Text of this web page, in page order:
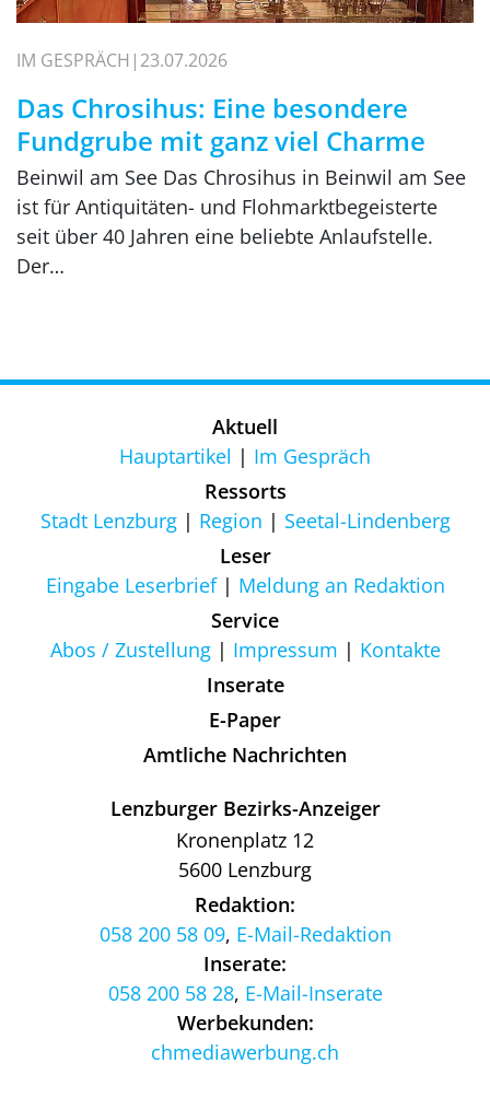
IM GESPRÄCH 23.07.2026
Das Chrosihus: Eine besondere
Fundgrube mit ganz viel Charme
Beinwil am See Das Chrosihus in Beinwil am See
ist für Antiquitäten- und Flohmarktbegeisterte
seit über 40 Jahren eine beliebte Anlaufstelle.
Der…
Aktuell
Hauptartikel
Im Gespräch
Ressorts
Stadt Lenzburg
Region
Seetal-Lindenberg
Leser
Eingabe Leserbrief
Meldung an Redaktion
Service
Abos / Zustellung
Impressum
Kontakte
Inserate
E-Paper
Amtliche Nachrichten
Lenzburger Bezirks-Anzeiger
Kronenplatz 12
5600 Lenzburg
Redaktion:
058 200 58 09, E-Mail-Redaktion
Inserate:
058 200 58 28, E-Mail-Inserate
Werbekunden:
chmediawerbung.ch